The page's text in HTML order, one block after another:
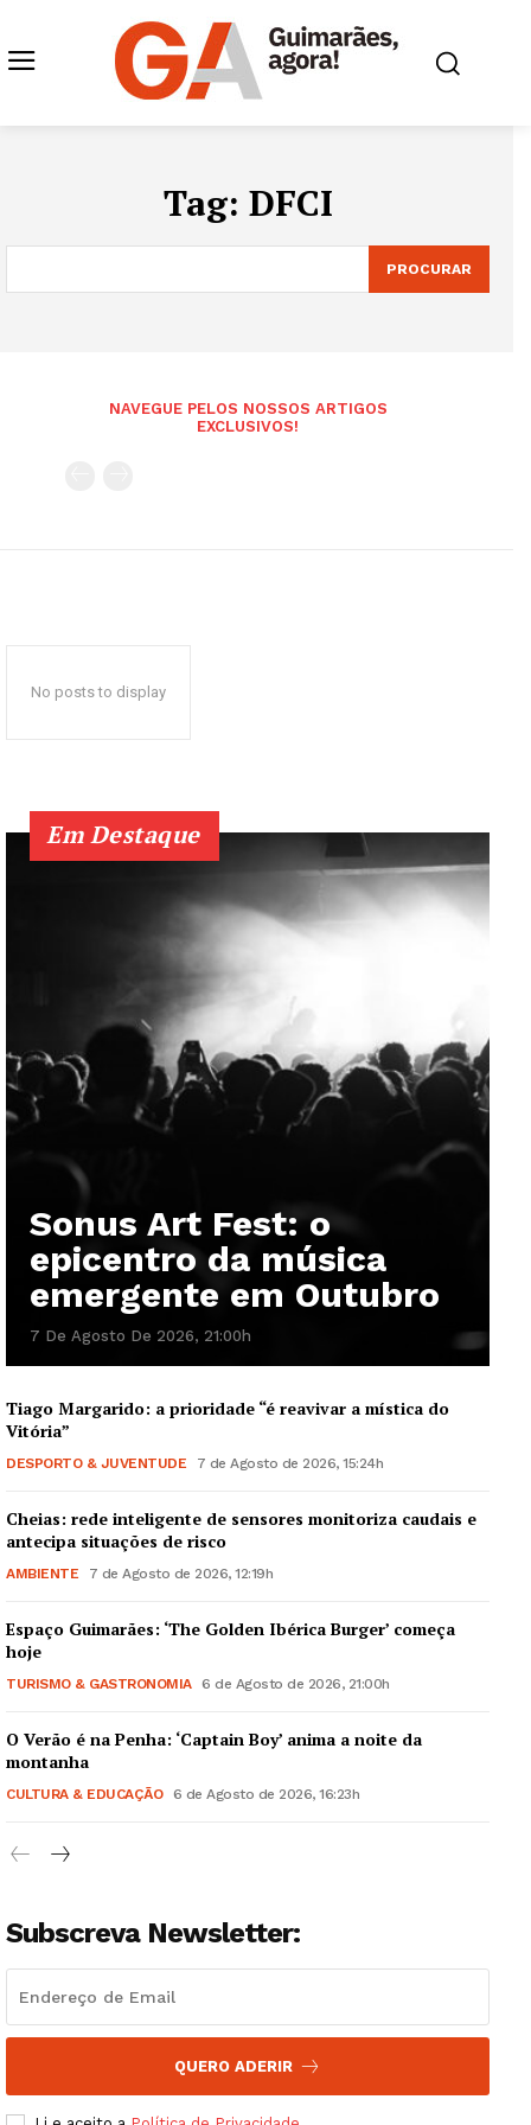
Guimarães, agora!
Institucional
Artigos
Edição Digital
Grande Entrevista
Tag: DFCI
PROCURAR
NAVEGUE PELOS NOSSOS ARTIGOS
EXCLUSIVOS!
No posts to display
Em Destaque
Sonus Art Fest: o
epicentro da música
emergente em Outubro
7 De Agosto De 2026, 21:00h
Tiago Margarido: a prioridade “é reavivar a mística do
Vitória”
DESPORTO & JUVENTUDE 7 de Agosto de 2026, 15:24h
Cheias: rede inteligente de sensores monitoriza caudais e
antecipa situações de risco
AMBIENTE 7 de Agosto de 2026, 12:19h
Espaço Guimarães: ‘The Golden Ibérica Burger’ começa
hoje
TURISMO & GASTRONOMIA 6 de Agosto de 2026, 21:00h
O Verão é na Penha: ‘Captain Boy’ anima a noite da
montanha
CULTURA & EDUCAÇÃO 6 de Agosto de 2026, 16:23h
Subscreva Newsletter:
QUERO ADERIR